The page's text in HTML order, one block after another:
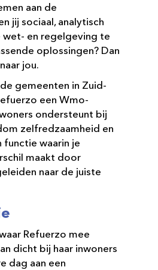
aan de
jij sociaal, analytisch
wet- en regelgeving te
oplossingen? Dan
jou.
gemeenten in Zuid-
een Wmo-
ondersteunt bij
zelfredzaamheid en
functie waarin je
maakt door
naar de juiste
Refuerzo mee
dicht bij haar inwoners
dag aan een